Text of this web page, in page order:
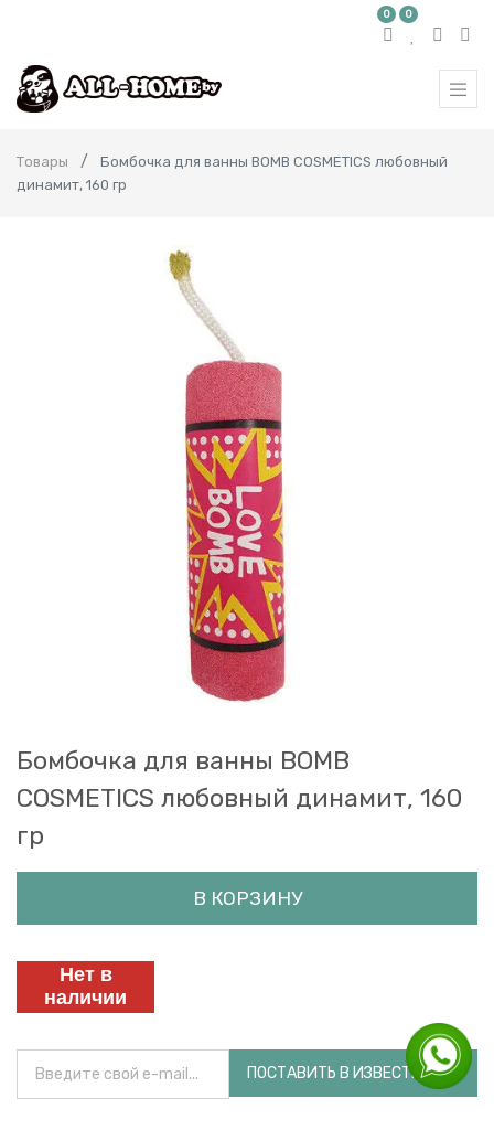
0 0
Товары
Бомбочка для ванны BOMB COSMETICS любовный
динамит, 160 гр
Бомбочка для ванны BOMB
COSMETICS любовный динамит, 160
гр
В КОРЗИНУ
Нет в
наличии
ПОСТАВИТЬ В ИЗВЕСТНОСТЬ